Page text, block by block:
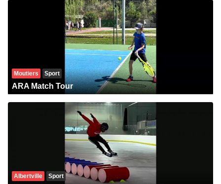
Moutiers Sport
ARA Match Tour
Albertville Sport